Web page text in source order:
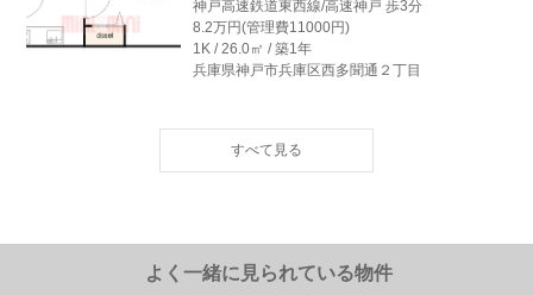
神戸高速鉄道東西線/高速神戸 歩3分
8.2万円(管理費11000円)
1K / 26.0㎡ / 築1年
兵庫県神戸市兵庫区西多聞通２丁目
神戸高速鉄道東西線/高速神戸 歩3分
8.2万円神戸高速鉄道東西線/高速神
よく一緒に見られている物件